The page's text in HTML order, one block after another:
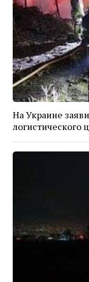
На Украине
логистического